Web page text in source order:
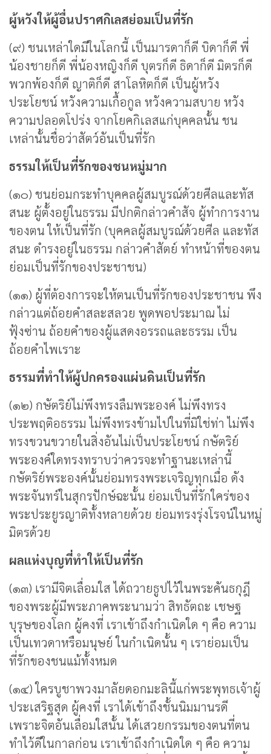
ผู้หวังให้ผู้อื่นปราศกิเลสย่อมเป็นที่รัก
(๙) ชนเหล่าใดมีในโลกนี้ เป็นมารดาก็ดี บิดาก็ดี พี่
น้องชายก็ดี พี่น้องหญิงก็ดี บุตรก็ดี ธิดาก็ดี มิตรก็ดี
พวกพ้องก็ดี ญาติก็ดี สาโลหิตก็ดี เป็นผู้หวัง
ประโยชน์ หวังความเกื้อกูล หวังความสบาย หวัง
ความปลอดโปร่ง จากโยคกิเลสแก่บุคคลนั้น ชน
เหล่านั้นชื่อว่าสัตว์อันเป็นที่รัก
ธรรมให้เป็นที่รักของชนหมู่มาก
(๑๐) ชนย่อมกระทำบุคคลผู้สมบูรณ์ด้วยศีลและทัส
สนะ ผู้ตั้งอยู่ในธรรม มีปกติกล่าวคำสัจ ผู้ทำการงาน
ของตน ให้เป็นที่รัก (บุคคลผู้สมบูรณ์ด้วยศีล และทัส
สนะ ดำรงอยู่ในธรรม กล่าวคำสัตย์ ทำหน้าที่ของตน
ย่อมเป็นที่รักของประชาชน)
(๑๑) ผู้ที่ต้องการจะให้ตนเป็นที่รักของประชาชน พึง
กล่าวแต่ถ้อยคำสละสลวย พูดพอประมาณ ไม่
ฟุ้งซ่าน ถ้อยคำของผู้แสดงอรรถและธรรม เป็น
ถ้อยคำไพเราะ
ธรรมที่ทำให้ผู้ปกครองแผ่นดินเป็นที่รัก
(๑๒) กษัตริย์ไม่พึงทรงลืมพระองค์ ไม่พึงทรง
ประพฤติอธรรม ไม่พึงทรงข้ามไปในที่มิใช่ท่า ไม่พึง
ทรงขวนขวายในสิ่งอันไม่เป็นประโยชน์ กษัตริย์
พระองค์ใดทรงทราบว่าควรจะทำฐานะเหล่านี้
กษัตริย์พระองค์นั้นย่อมทรงพระเจริญทุกเมื่อ ดัง
พระจันทร์ในสุกรปักษ์ฉะนั้น ย่อมเป็นที่รักใคร่ของ
พระประยูรญาติทั้งหลายด้วย ย่อมทรงรุ่งโรจน์ในหมู่
มิตรด้วย
ผลแห่งบุญที่ทำให้เป็นที่รัก
(๑๓) เรามีจิตเลื่อมใส ได้ถวายธูปไว้ในพระคันธกุฎี
ของพระผู้มีพระภาคพระนามว่า สิทธัตถะ เชษฐ
บุรุษของโลก ผู้คงที่ เราเข้าถึงกำเนิดใด ๆ คือ ความ
เป็นเทวดาหรือมนุษย์ ในกำเนิดนั้น ๆ เราย่อมเป็น
ที่รักของชนแม้ทั้งหมด
(๑๔) ใครบูชาพวงมาลัยดอกมะลินี้แก่พระพุทธเจ้าผู้
ประเสริฐสุด ผู้คงที่ เราได้เข้าถึงชั้นนิมมานรดี
เพราะจิตอันเลื่อมใสนั้น ได้เสวยกรรมของตนที่ตน
ทำไว้ดีในกาลก่อน เราเข้าถึงกำเนิดใด ๆ คือ ความ